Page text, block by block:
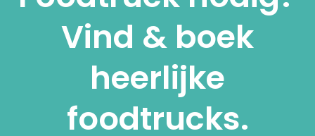
Vind & boek
heerlijke
foodtrucks.